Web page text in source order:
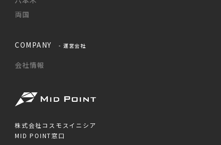
両国
COMPANY - 運営会社
会社情報
株式会社コスモスイニシア
MID POINT窓口